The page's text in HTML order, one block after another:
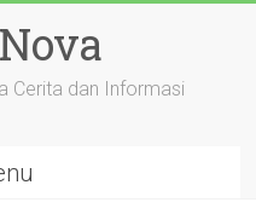
Cerita dan Informasi